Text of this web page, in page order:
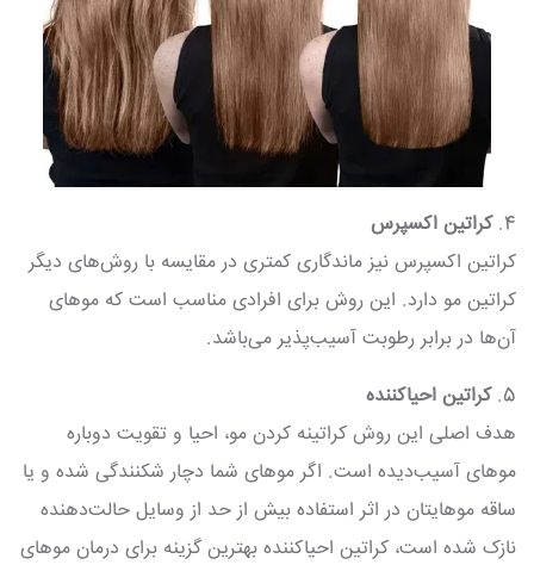
4. کراتین اکسپرس
کراتین اکسپرس نیز ماندگاری کمتری در مقایسه با روش‌های دیگر
کراتین مو دارد. این روش برای افرادی مناسب است که موهای
آن‌ها در برابر رطوبت آسیب‌پذیر می‌باشد.
5. کراتین احیاکننده
هدف اصلی این روش کراتینه کردن مو، احیا و تقویت دوباره
موهای آسیب‌دیده است. اگر موهای شما دچار شکنندگی شده و یا
ساقه موهایتان در اثر استفاده بیش از حد از وسایل حالت‌دهنده
نازک شده است، کراتین احیا‌کننده بهترین گزینه برای درمان موهای